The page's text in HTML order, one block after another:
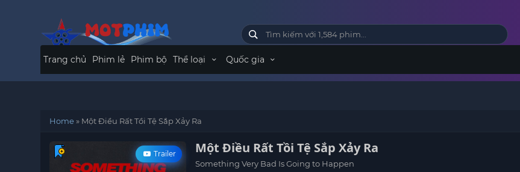
Trang chủ Phim lẻ Phim bộ Thể loại Quốc gia
Home» Một Điều Rất Tồi Tệ Sắp Xảy Ra
Trailer Một Điều Rất Tồi Tệ Sắp Xảy Ra
Something Very Bad Is Going to Happen